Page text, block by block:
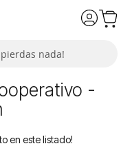
-
en este listado!